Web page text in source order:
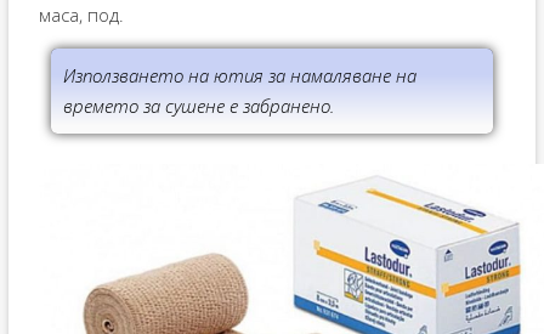
маса, под.
Използването на ютия за намаляване на
времето за сушене е забранено.